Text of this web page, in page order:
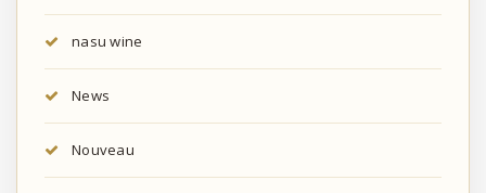
nasu wine
News
Nouveau